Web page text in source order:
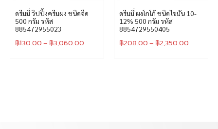
ดรีมมี่ วิปปิ้งครีมผง ชนิดจืด
500 กรัม รหัส
885472955023
฿130.00– ฿3,060.00
ดรีมมี่ ผงโกโก้ ชนิดไขมัน 10-
12% 500 กรัม รหัส
8854729550405
฿208.00– ฿2,350.00